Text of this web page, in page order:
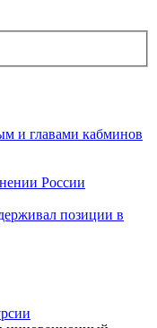
и главами кабминов
России
позиции в